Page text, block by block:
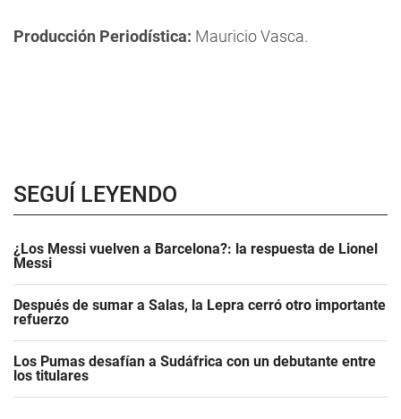
Producción Periodística: Mauricio Vasca.
SEGUÍ LEYENDO
¿Los Messi vuelven a Barcelona?: la respuesta de Lionel
Messi
Después de sumar a Salas, la Lepra cerró otro importante
refuerzo
Los Pumas desafían a Sudáfrica con un debutante entre
los titulares